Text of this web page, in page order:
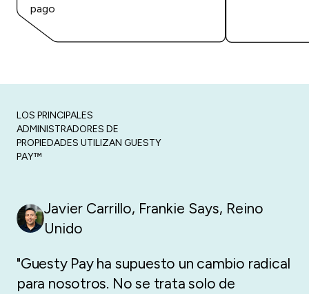
pago
LOS PRINCIPALES
ADMINISTRADORES DE
PROPIEDADES UTILIZAN GUESTY
PAY™
Javier Carrillo, Frankie Says, Reino
Unido
"Guesty Pay ha supuesto un cambio radical
para nosotros. No se trata solo de